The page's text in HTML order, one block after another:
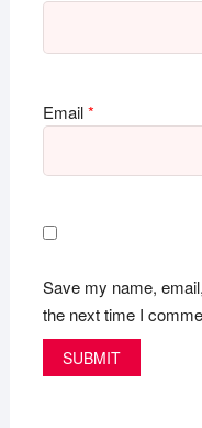
Email*
Save my name,
the next time I